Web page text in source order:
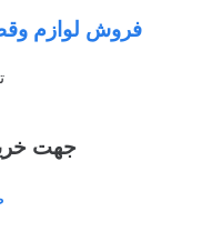
فروش لوازم
جهت